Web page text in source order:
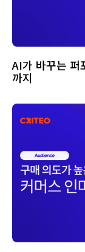
AI가 바꾸는 퍼
까지